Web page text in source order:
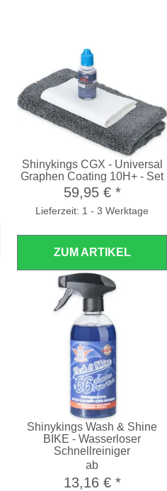
Shinykings CGX - Universal
Graphen Coating 10H+ - Set
59,95 € *
Lieferzeit: 1 - 3 Werktage
ZUM ARTIKEL
Shinykings Wash & Shine
BIKE - Wasserloser
Schnellreiniger
ab
13,16 € *